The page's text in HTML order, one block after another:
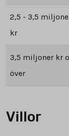
2,5 - 3,5
kr
3,5 miljoner kr
över
Villor